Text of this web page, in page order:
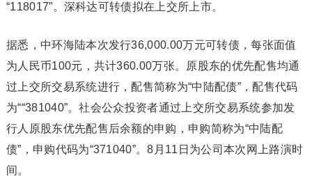
“118017”。深科达可转债拟在上交所上市。
据悉，中环海陆本次发行36,000.00万元可转债，每张面值
为人民币100元，共计360.00万张。原股东的优先配售均通
过上交所交易系统进行，配售简称为“中陆配债”，配售代码
为““381040”。社会公众投资者通过上交所交易系统参加发
行人原股东优先配售后余额的申购，申购简称为“中陆配
债”，申购代码为“371040”。8月11日为公司本次网上路演时
间。